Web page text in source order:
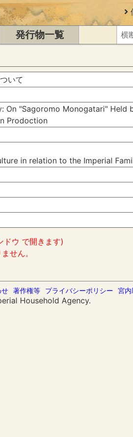
発行物一覧
いて
"Sagoromo Monogatari" Held
Prodoction
in relation to the Imperial
ドウ で開きます)
せん。
せ 著作権等 プライバシーポリシー 宮内
Household Agency.